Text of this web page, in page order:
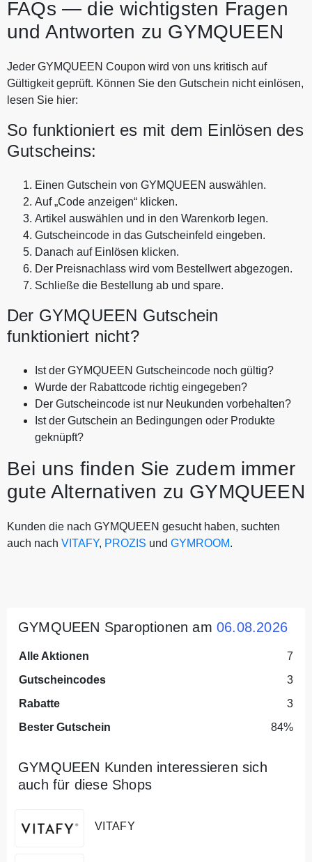
FAQs — die wichtigsten Fragen
und Antworten zu GYMQUEEN
Jeder GYMQUEEN Coupon wird von uns kritisch auf
Gültigkeit geprüft. Können Sie den Gutschein nicht einlösen,
lesen Sie hier:
So funktioniert es mit dem Einlösen des
Gutscheins:
Einen Gutschein von GYMQUEEN auswählen.
Auf „Code anzeigen“ klicken.
Artikel auswählen und in den Warenkorb legen.
Gutscheincode in das Gutscheinfeld eingeben.
Danach auf Einlösen klicken.
Der Preisnachlass wird vom Bestellwert abgezogen.
Schließe die Bestellung ab und spare.
Der GYMQUEEN Gutschein
funktioniert nicht?
Ist der GYMQUEEN Gutscheincode noch gültig?
Wurde der Rabattcode richtig eingegeben?
Der Gutscheincode ist nur Neukunden vorbehalten?
Ist der Gutschein an Bedingungen oder Produkte
geknüpft?
Bei uns finden Sie zudem immer
gute Alternativen zu GYMQUEEN
Kunden die nach GYMQUEEN gesucht haben, suchten
auch nach VITAFY, PROZIS und GYMROOM.
GYMQUEEN Sparoptionen am 06.08.2026
Alle Aktionen
7
Gutscheincodes
3
Rabatte
3
Bester Gutschein
84%
GYMQUEEN Kunden interessieren sich
auch für diese Shops
VITAFY